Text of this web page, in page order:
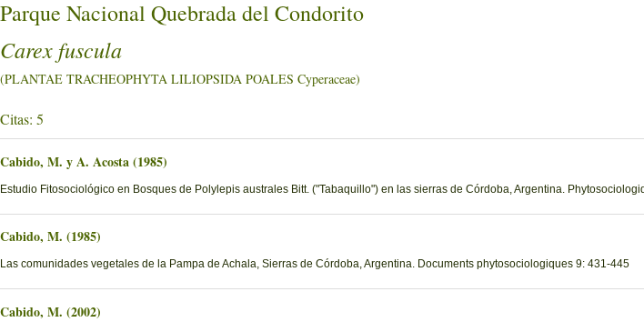
Parque Nacional Quebrada del Condorito
Carex fuscula
(PLANTAE TRACHEOPHYTA LILIOPSIDA POALES Cyperaceae)
Citas: 5
Cabido, M. y A. Acosta (1985)
Estudio Fitosociológico en Bosques de Polylepis australes Bitt. ("Tabaquillo") en las sierras de Córdoba, Argentina.
Cabido, M. (1985)
Las comunidades vegetales de la Pampa de Achala, Sierras de Córdoba, Argentina. Documents phytosociologiques 9: 431-445
Cabido, M. (2002)